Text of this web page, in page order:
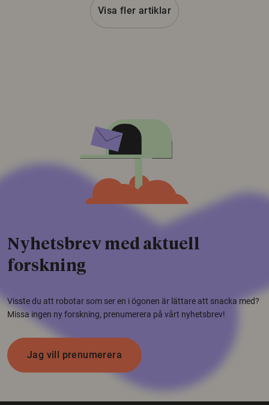
Visa fler artiklar
Nyhetsbrev med aktuell
forskning
Visste du att robotar som ser en i ögonen är lättare att snacka med?
Missa ingen ny forskning, prenumerera på vårt nyhetsbrev!
Jag vill prenumerera